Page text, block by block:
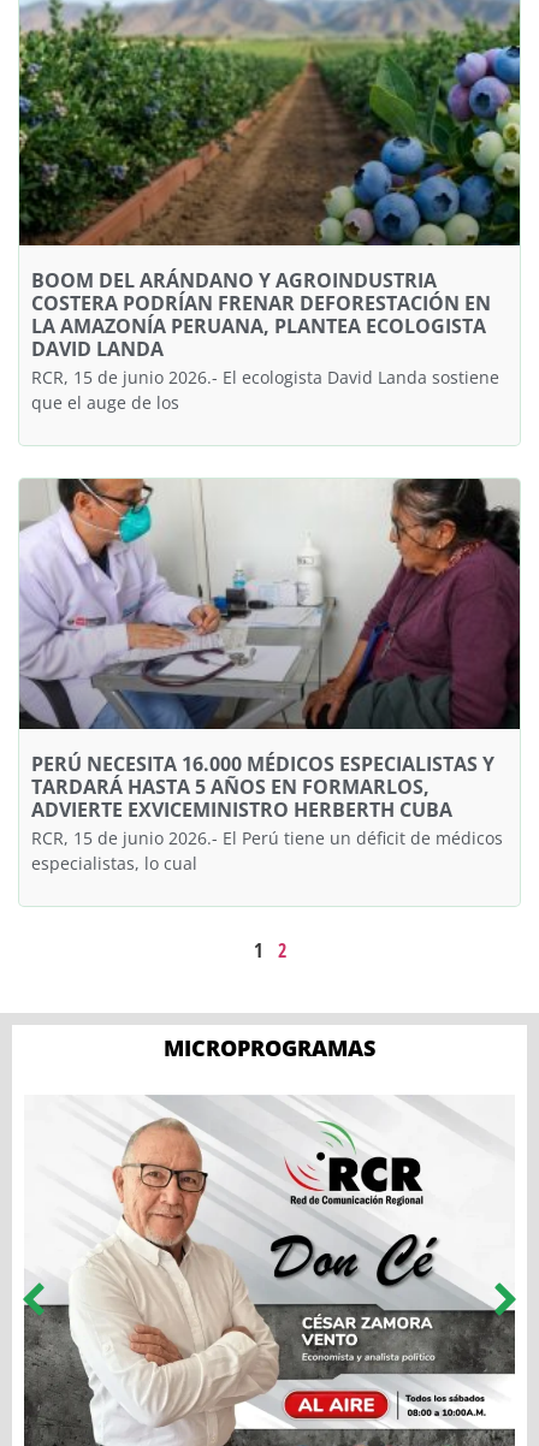
BOOM DEL ARÁNDANO Y AGROINDUSTRIA
COSTERA PODRÍAN FRENAR DEFORESTACIÓN EN
LA AMAZONÍA PERUANA, PLANTEA ECOLOGISTA
DAVID LANDA
RCR, 15 de junio 2026.- El ecologista David Landa sostiene
que el auge de los
PERÚ NECESITA 16.000 MÉDICOS ESPECIALISTAS Y
TARDARÁ HASTA 5 AÑOS EN FORMARLOS,
ADVIERTE EXVICEMINISTRO HERBERTH CUBA
RCR, 15 de junio 2026.- El Perú tiene un déficit de médicos
especialistas, lo cual
1 2
MICROPROGRAMAS